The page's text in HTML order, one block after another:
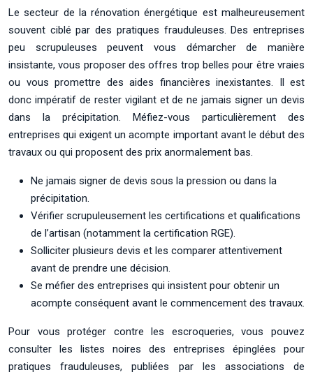
Le secteur de la rénovation énergétique est malheureusement
souvent ciblé par des pratiques frauduleuses. Des entreprises
peu scrupuleuses peuvent vous démarcher de manière
insistante, vous proposer des offres trop belles pour être vraies
ou vous promettre des aides financières inexistantes. Il est
donc impératif de rester vigilant et de ne jamais signer un devis
dans la précipitation. Méfiez-vous particulièrement des
entreprises qui exigent un acompte important avant le début des
travaux ou qui proposent des prix anormalement bas.
Ne jamais signer de devis sous la pression ou dans la
précipitation.
Vérifier scrupuleusement les certifications et qualifications
de l’artisan (notamment la certification RGE).
Solliciter plusieurs devis et les comparer attentivement
avant de prendre une décision.
Se méfier des entreprises qui insistent pour obtenir un
acompte conséquent avant le commencement des travaux.
Pour vous protéger contre les escroqueries, vous pouvez
consulter les listes noires des entreprises épinglées pour
pratiques frauduleuses, publiées par les associations de